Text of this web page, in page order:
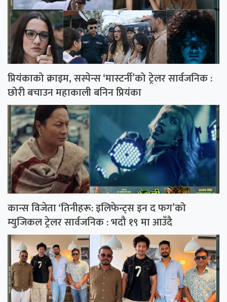
प्रियंकाको क्राइम, सस्पेन्स ‘मास्टर्नी’को ट्रेलर सार्वजनिक :
छोरी बचाउन महाकाली बनिन प्रियंका
कान्स विजेता ‘तिनीहरू: इलिफेन्ट्स इन द फग’को
म्युजिकल ट्रेलर सार्वजनिक : भदौ १९ मा आउँदै